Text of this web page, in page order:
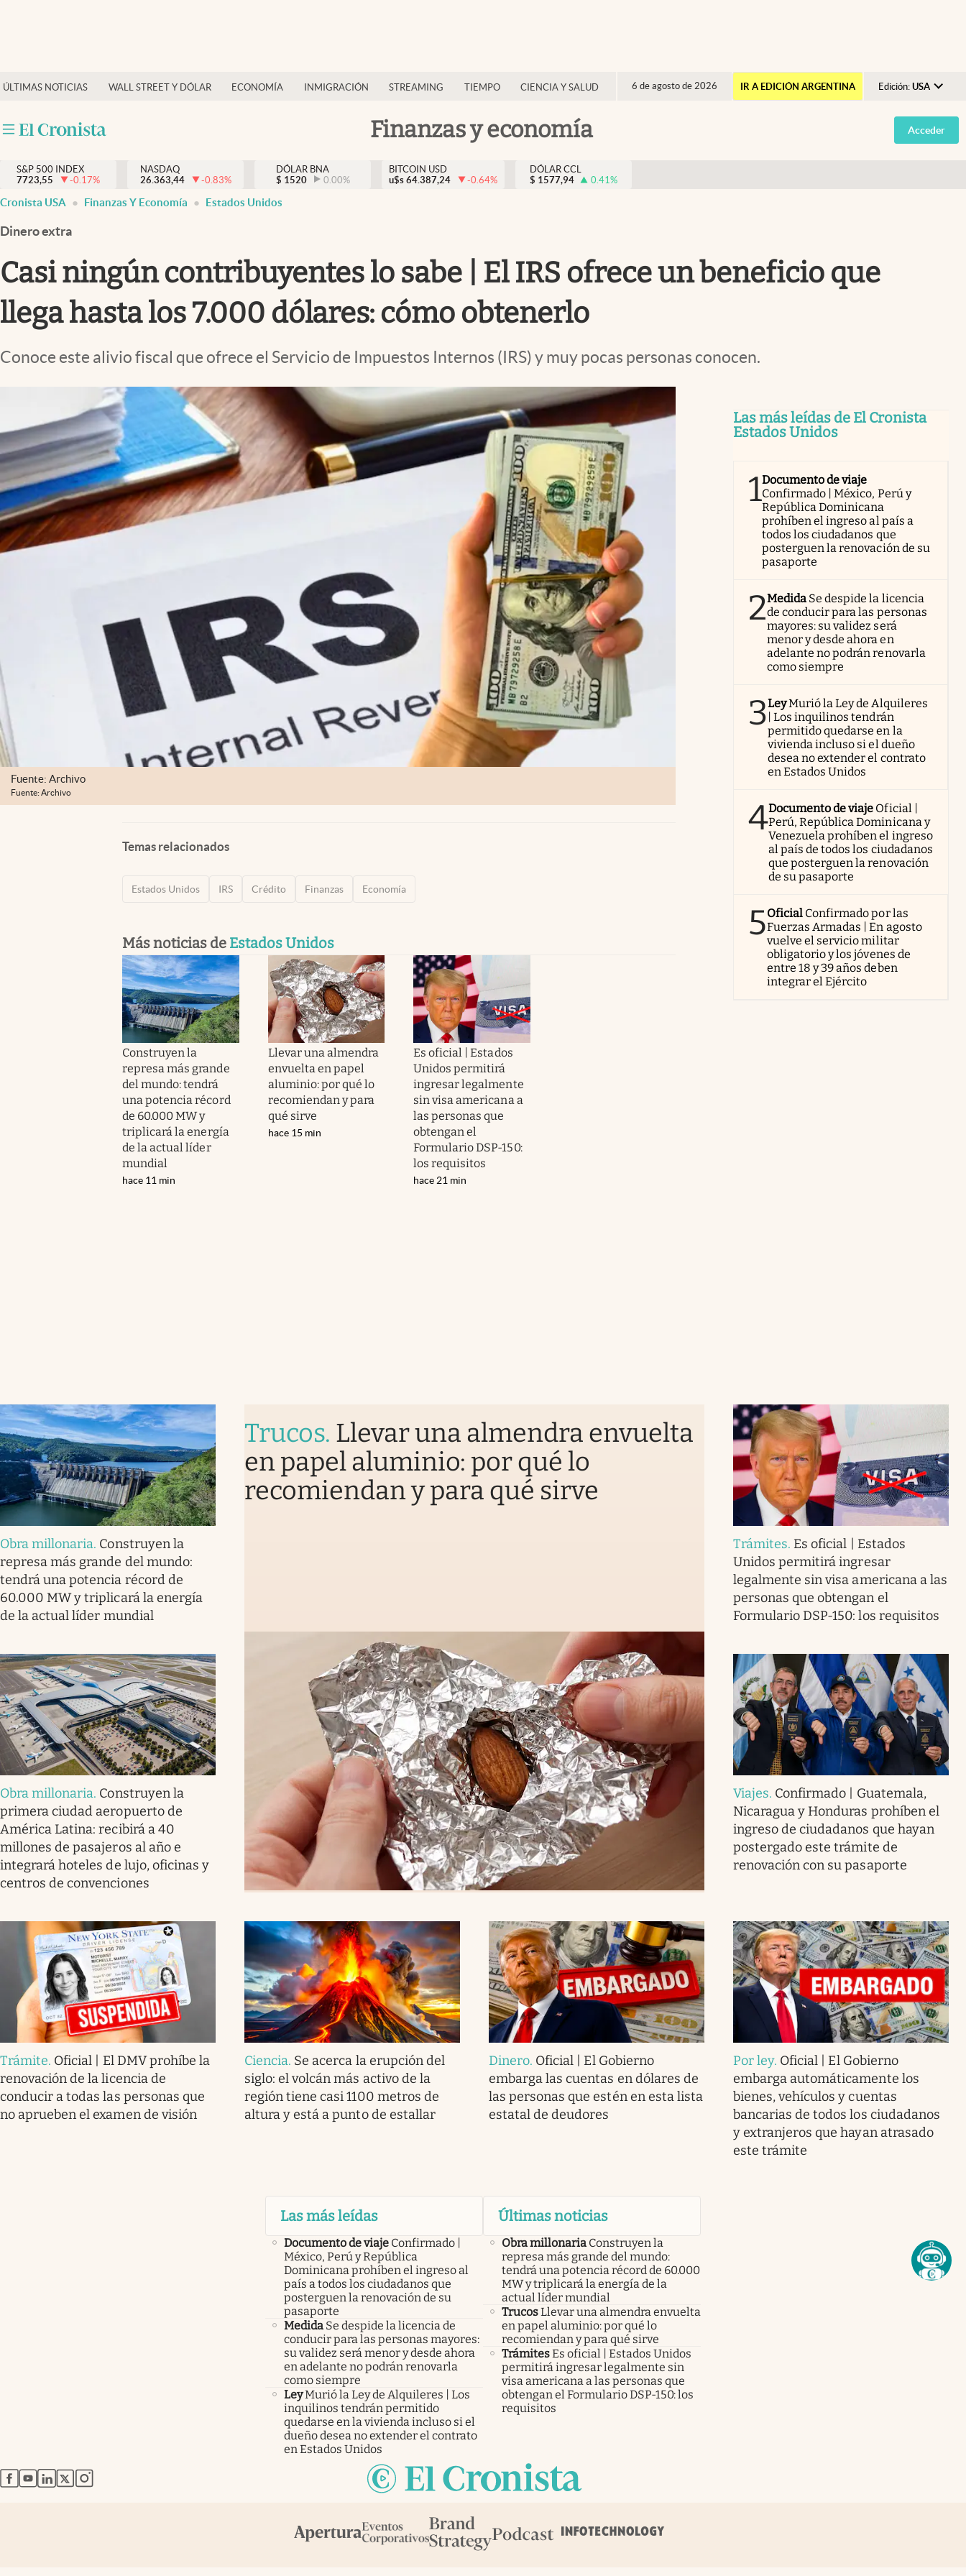
ÚLTIMAS NOTICIAS WALL STREET Y DÓLAR ECONOMÍA INMIGRACIÓN STREAMING TIEMPO CIENCIA Y SALUD 6 de agosto de 2026 IR A EDICIÓN ARGENTINA Edición: USA
Argentina
España
Finanzas y economía
Finanzas y economía
Inmigración
Trending
Streaming
PC y mobile
Lifestyle
Acceder
S&P 500 INDEX
7723,55
-0.17%
NASDAQ
26.363,44
-0.83%
DÓLAR BNA
$ 1520 0.00%
BITCOIN USD
u$s 64.387,24 -0.64%
DÓLAR CCL
$ 1577,94 0.41%
Cronista USA Finanzas Y Economía Estados Unidos
Dinero extra
Casi ningún contribuyentes lo sabe | El IRS ofrece un beneficio que
llega hasta los 7.000 dólares: cómo obtenerlo
Conoce este alivio fiscal que ofrece el Servicio de Impuestos Internos (IRS) y muy pocas personas conocen.
Fuente: Archivo
Fuente: Archivo
Temas relacionados
Estados Unidos IRS Crédito Finanzas Economía
Más noticias de Estados Unidos
Construyen la
represa más grande
del mundo: tendrá
una potencia récord
de 60.000 MW y
triplicará la energía
de la actual líder
mundial
hace 11 min
Llevar una almendra
envuelta en papel
aluminio: por qué lo
recomiendan y para
qué sirve
hace 15 min
Es oficial | Estados
Unidos permitirá
ingresar legalmente
sin visa americana a
las personas que
obtengan el
Formulario DSP-150:
los requisitos
hace 21 min
Las más leídas de El Cronista
Estados Unidos
1Documento de viaje
Confirmado | México, Perú y
República Dominicana
prohíben el ingreso al país a
todos los ciudadanos que
posterguen la renovación de su
pasaporte
2Medida Se despide la licencia
de conducir para las personas
mayores: su validez será
menor y desde ahora en
adelante no podrán renovarla
como siempre
3LeyMurió la Ley de Alquileres
| Los inquilinos tendrán
permitido quedarse en la
vivienda incluso si el dueño
desea no extender el contrato
en Estados Unidos
4Documento de viaje Oficial |
Perú, República Dominicana y
Venezuela prohíben el ingreso
al país de todos los ciudadanos
que posterguen la renovación
de su pasaporte
5Oficial Confirmado por las
Fuerzas Armadas | En agosto
vuelve el servicio militar
obligatorio y los jóvenes de
entre 18 y 39 años deben
integrar el Ejército
Obra millonaria. Construyen la
represa más grande del mundo:
tendrá una potencia récord de
60.000 MW y triplicará la energía
de la actual líder mundial
Trucos. Llevar una almendra envuelta
en papel aluminio: por qué lo
recomiendan y para qué sirve
Trámites. Es oficial | Estados
Unidos permitirá ingresar
legalmente sin visa americana a las
personas que obtengan el
Formulario DSP-150: los requisitos
Obra millonaria. Construyen la
primera ciudad aeropuerto de
América Latina: recibirá a 40
millones de pasajeros al año e
integrará hoteles de lujo, oficinas y
centros de convenciones
Viajes. Confirmado | Guatemala,
Nicaragua y Honduras prohíben el
ingreso de ciudadanos que hayan
postergado este trámite de
renovación con su pasaporte
Trámite. Oficial | El DMV prohíbe la
renovación de la licencia de
conducir a todas las personas que
no aprueben el examen de visión
Ciencia. Se acerca la erupción del
siglo: el volcán más activo de la
región tiene casi 1100 metros de
altura y está a punto de estallar
Dinero. Oficial | El Gobierno
embarga las cuentas en dólares de
las personas que estén en esta lista
estatal de deudores
Por ley. Oficial | El Gobierno
embarga automáticamente los
bienes, vehículos y cuentas
bancarias de todos los ciudadanos
y extranjeros que hayan atrasado
este trámite
Las más leídas
Documento de viaje Confirmado |
México, Perú y República
Dominicana prohíben el ingreso al
país a todos los ciudadanos que
posterguen la renovación de su
pasaporte
Medida Se despide la licencia de
conducir para las personas mayores:
su validez será menor y desde ahora
en adelante no podrán renovarla
como siempre
LeyMurió la Ley de Alquileres | Los
inquilinos tendrán permitido
quedarse en la vivienda incluso si el
dueño desea no extender el contrato
en Estados Unidos
Últimas noticias
Obra millonaria Construyen la
represa más grande del mundo:
tendrá una potencia récord de 60.000
MW y triplicará la energía de la
actual líder mundial
TrucosLlevar una almendra envuelta
en papel aluminio: por qué lo
recomiendan y para qué sirve
TrámitesEs oficial | Estados Unidos
permitirá ingresar legalmente sin
visa americana a las personas que
obtengan el Formulario DSP-150: los
requisitos
abre en nueva pestaña
abre en nueva pestaña
abre en nueva pestaña
abre en nueva pestaña
abre en nueva pestaña